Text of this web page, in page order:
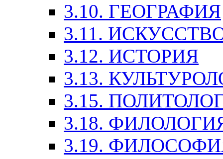
3.10. ГЕОГРАФИЯ
3.11.
3.12. ИСТОРИЯ
3.13.
3.15.
3.18.
3.19.